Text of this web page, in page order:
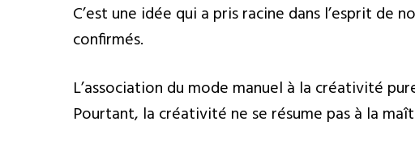
C’est une idée qui a pris racine dans l’esprit
confirmés.
L’association du mode manuel à la créativité
Pourtant, la créativité ne se résume pas à la